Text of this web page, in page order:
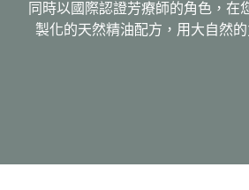
同時以國際認證芳療師的角色，在
製化的天然精油配方，用大自然